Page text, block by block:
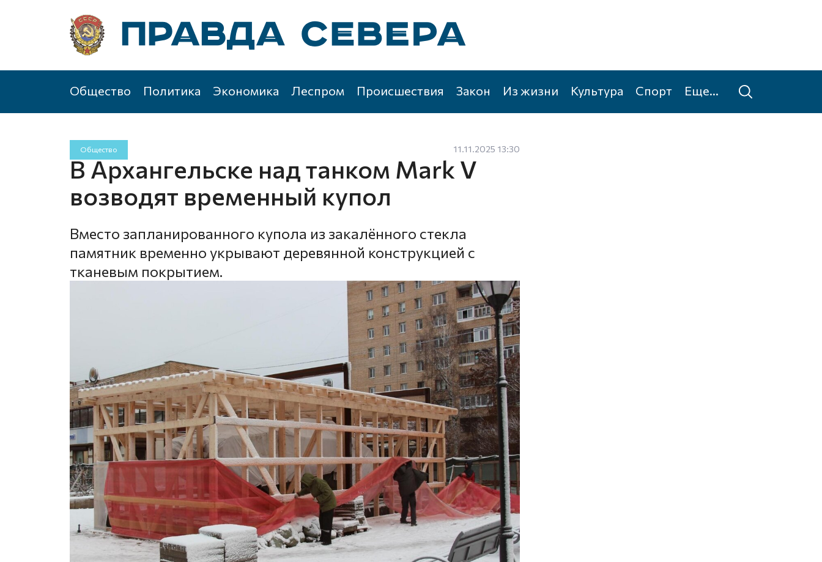
Общество Политика Экономика Леспром Происшествия Закон Из жизни Культура Спорт Еще...
Общество 11.11.2025 13:30
В Архангельске над танком Mark V
возводят временный купол
Вместо запланированного купола из закалённого стекла
памятник временно укрывают деревянной конструкцией с
тканевым покрытием.